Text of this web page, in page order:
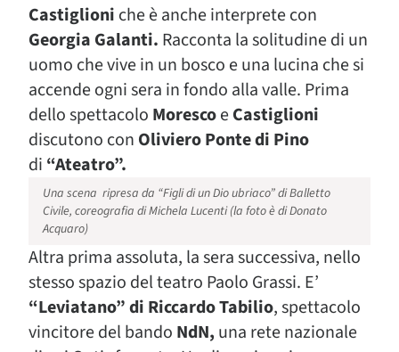
Castiglioni che è anche interprete con
Georgia Galanti. Racconta la solitudine di un
uomo che vive in un bosco e una lucina che si
accende ogni sera in fondo alla valle. Prima
dello spettacolo MorescoeCastiglioni
discutono con Oliviero Ponte di Pino
di “Ateatro”.
Una scena ripresa da “Figli di un Dio ubriaco” di Balletto
Civile, coreografia di Michela Lucenti (la foto è di Donato
Acquaro)
Altra prima assoluta, la sera successiva, nello
stesso spazio del teatro Paolo Grassi. E’
“Leviatano” di Riccardo Tabilio, spettacolo
vincitore del bando NdN, una rete nazionale